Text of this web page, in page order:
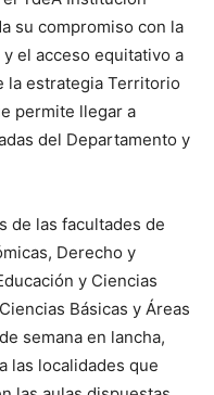
su compromiso con la
el acceso equitativo a
la estrategia Territorio
permite llegar a
del Departamento y
de las facultades de
Derecho y
y Ciencias
Básicas y Áreas
semana en lancha,
las localidades que